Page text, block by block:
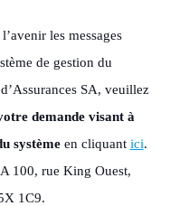
les messages
de gestion du
SA, veuillez
demande visant à
systèmeen cliquant ici.
100, rue King Ouest,
1C9.